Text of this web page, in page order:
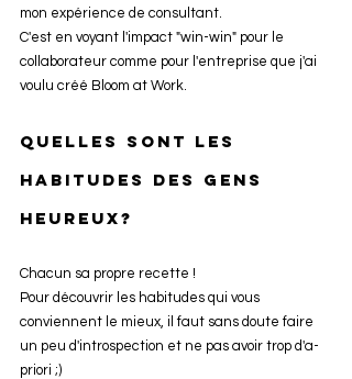
mon expérience de consultant.
C'est en voyant l'impact "win-win" pour le
collaborateur comme pour l'entreprise que j'ai
voulu créé Bloom at Work.
Quelles sont les
habitudes des gens
heureux?
Chacun sa propre recette !
Pour découvrir les habitudes qui vous
conviennent le mieux, il faut sans doute faire
un peu d'introspection et ne pas avoir trop d'a-
priori ;)